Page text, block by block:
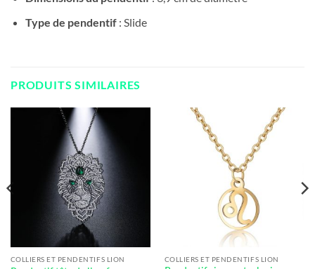
Type de pendentif : Slide
PRODUITS SIMILAIRES
COLLIERS ET PENDENTIFS LION COLLIERS ET PENDENTIFS LION